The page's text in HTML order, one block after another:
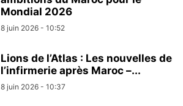
Mondial 2026
8 juin 2026 - 10:52
Lions de l’Atlas : Les nouvelles de
l’infirmerie après Maroc –...
8 juin 2026 - 10:37